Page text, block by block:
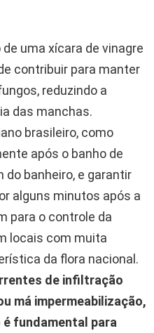
uma xícara de vinagre
contribuir para manter
reduzindo a
das manchas.
brasileiro, como
após o banho de
do banheiro, e garantir
alguns minutos após a
para o controle da
locais com muita
da flora nacional.
de infiltração
má impermeabilização,
fundamental para